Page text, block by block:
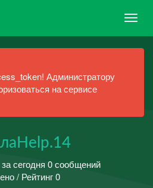
Администратору
на сервисе
за сегодня 0 сообщений
/ Рейтинг 0